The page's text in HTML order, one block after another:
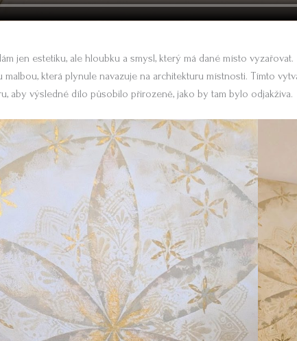
jen estetiku, ale hloubku a smysl, který má dané místo vyzařovat.
která plynule navazuje na architekturu místnosti. Tímto
aby výsledné dílo působilo přirozeně, jako by tam bylo odjakživa.